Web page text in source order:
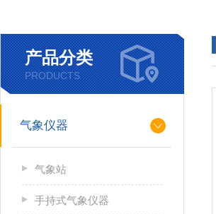
产品分类
PRODUCTS
气象仪器
气象站
手持式气象仪器